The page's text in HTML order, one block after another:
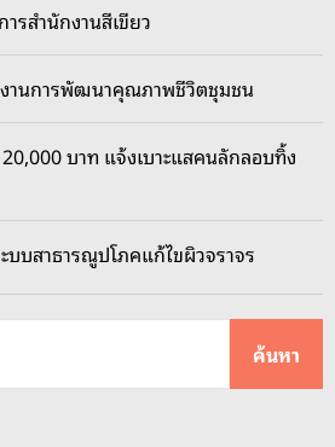
รสำนักงานสีเขียว
นการพัฒนาคุณภาพชีวิตชุมชน
บาท แจ้งเบาะแสคนลักลอบทิ้ง
บสาธารณูปโภคแก้ไขผิวจราจร